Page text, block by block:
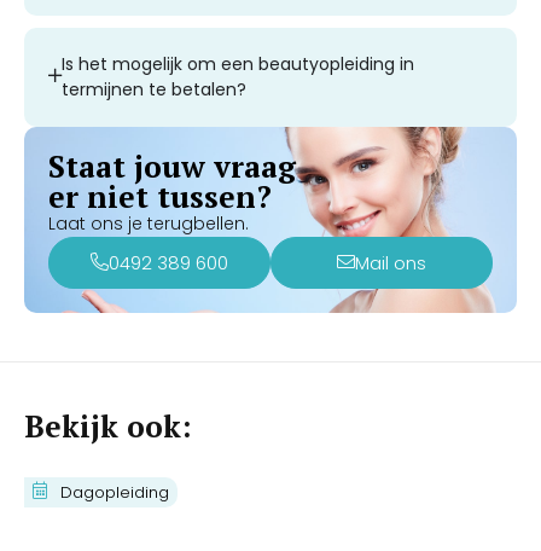
Is het mogelijk om een beautyopleiding in
termijnen te betalen?
Staat jouw vraag
er niet tussen?
Laat ons je terugbellen.
0492 389 600 Mail ons
Bekijk ook:
Dagopleiding
Cursus Couperose Verwijderen met
de IPL